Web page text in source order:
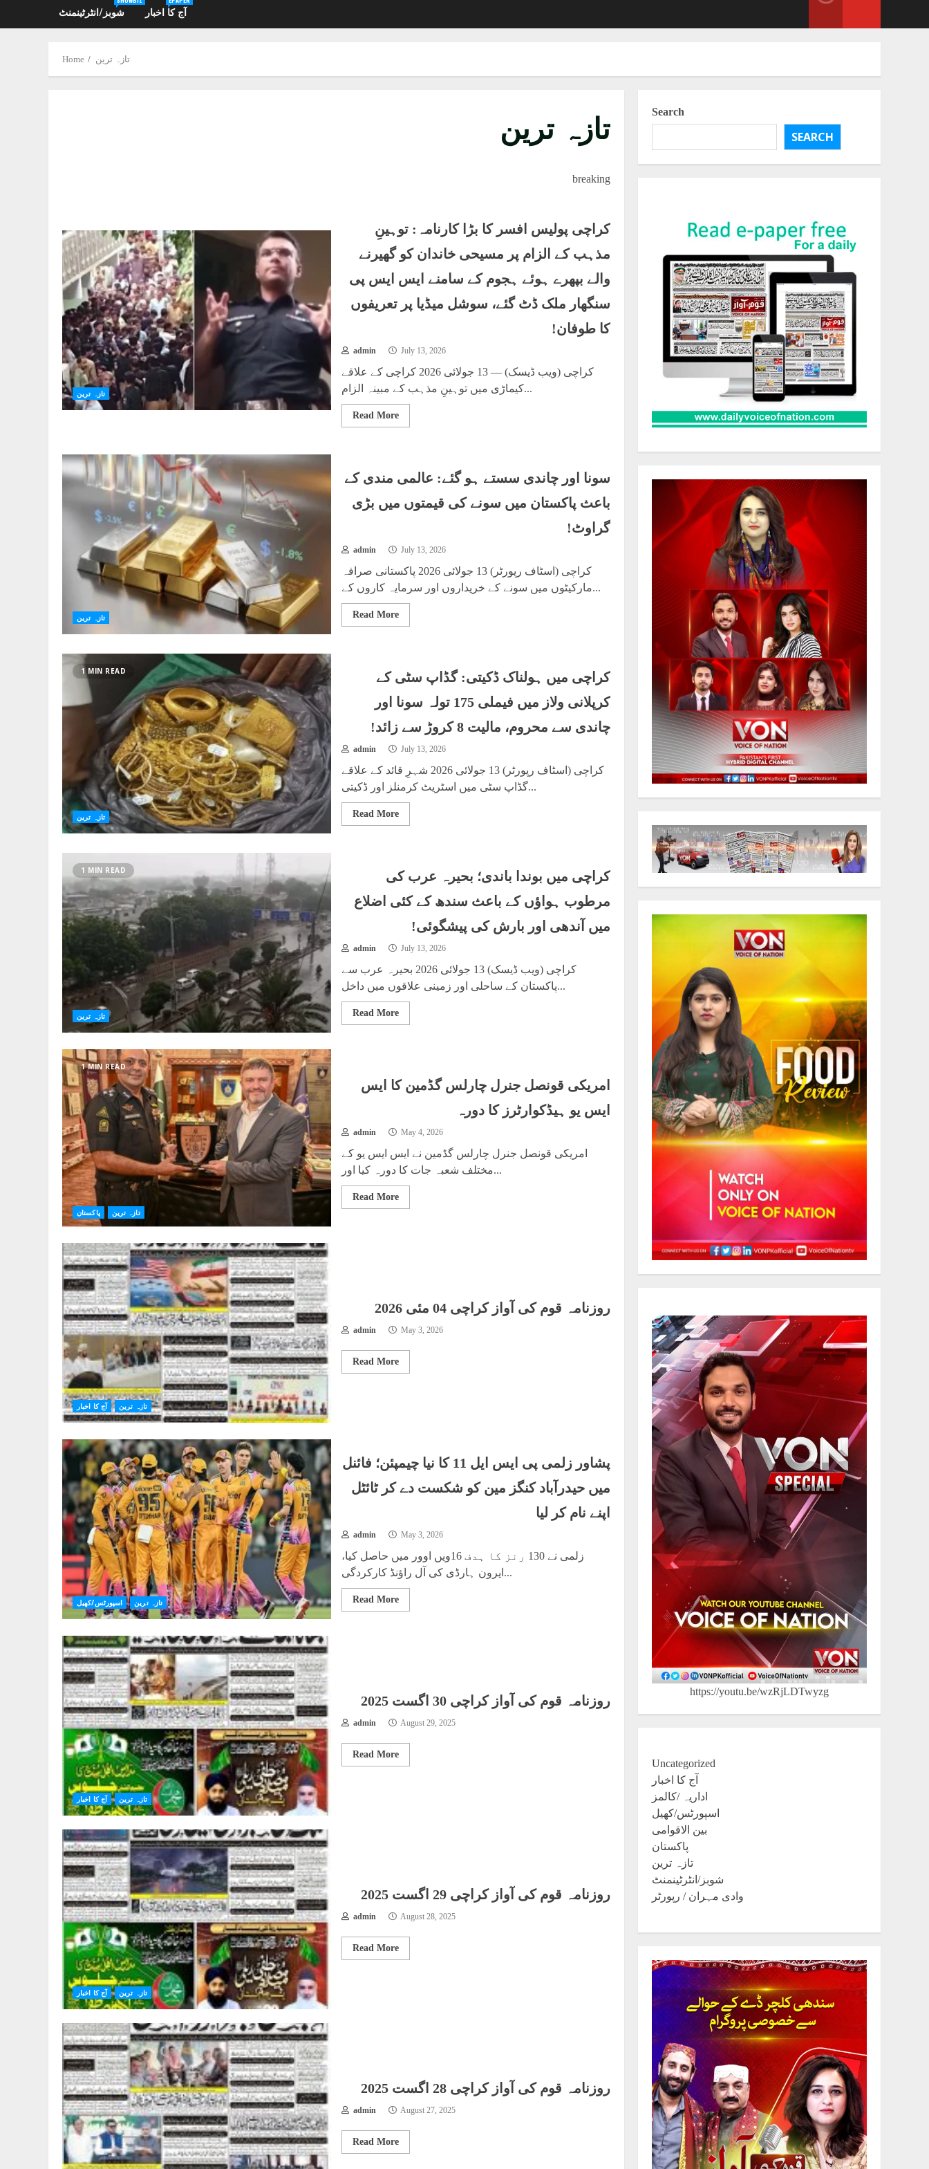
شوبز/انٹرٹینمنٹ آج کا اخبار
Home تازہ ترین
تازہ ترین
breaking
تازہ ترین
کراچی پولیس افسر کا بڑا کارنامہ: توہینِ
مذہب کے الزام پر مسیحی خاندان کو گھیرنے
والے بپھرے ہوئے ہجوم کے سامنے ایس ایس پی
سنگھار ملک ڈٹ گئے، سوشل میڈیا پر تعریفوں
کا طوفان!
admin July 13, 2026
کراچی (ویب ڈیسک) — 13 جولائی 2026 کراچی کے علاقے
کیماڑی میں توہینِ مذہب کے مبینہ الزام...
Read More
تازہ ترین
سونا اور چاندی سستے ہو گئے: عالمی مندی کے
باعث پاکستان میں سونے کی قیمتوں میں بڑی
گراوٹ!
admin July 13, 2026
کراچی (اسٹاف رپورٹر) 13 جولائی 2026 پاکستانی صرافہ
مارکیٹوں میں سونے کے خریداروں اور سرمایہ کاروں کے...
Read More
1 MIN READ
تازہ ترین
کراچی میں ہولناک ڈکیتی: گڈاپ سٹی کے
کرپلانی ولاز میں فیملی 175 تولہ سونا اور
چاندی سے محروم، مالیت 8 کروڑ سے زائد!
admin July 13, 2026
کراچی (اسٹاف رپورٹر) 13 جولائی 2026 شہرِ قائد کے علاقے
گڈاپ سٹی میں اسٹریٹ کرمنلز اور ڈکیتی...
Read More
1 MIN READ
تازہ ترین
کراچی میں بوندا باندی؛ بحیرہ عرب کی
مرطوب ہواؤں کے باعث سندھ کے کئی اضلاع
میں آندھی اور بارش کی پیشگوئی!
admin July 13, 2026
کراچی (ویب ڈیسک) 13 جولائی 2026 بحیرہ عرب سے
پاکستان کے ساحلی اور زمینی علاقوں میں داخل...
Read More
1 MIN READ
پاکستان تازہ ترین
امریکی قونصل جنرل چارلس گڈمین کا ایس
ایس یو ہیڈکوارٹرز کا دورہ
admin May 4, 2026
امریکی قونصل جنرل چارلس گڈمین نے ایس ایس یو کے
مختلف شعبہ جات کا دورہ کیا اور...
Read More
آج کا اخبار تازہ ترین
روزنامہ قوم کی آواز کراچی 04 مئی 2026
admin May 3, 2026
Read More
اسپورٹس/کھیل تازہ ترین
پشاور زلمی پی ایس ایل 11 کا نیا چیمپئن؛ فائنل
میں حیدرآباد کنگز مین کو شکست دے کر ٹائٹل
اپنے نام کر لیا
admin May 3, 2026
زلمی نے 130 رنز کا ہدف 16ویں اوور میں حاصل کیا،
ایرون ہارڈی کی آل راؤنڈ کارکردگی...
Read More
آج کا اخبار تازہ ترین
روزنامہ قوم کی آواز کراچی 30 اگست 2025
admin August 29, 2025
Read More
آج کا اخبار تازہ ترین
روزنامہ قوم کی آواز کراچی 29 اگست 2025
admin August 28, 2025
Read More
روزنامہ قوم کی آواز کراچی 28 اگست 2025
admin August 27, 2025
Read More
Search
SEARCH
https://youtu.be/wzRjLDTwyzg
Uncategorized
آج کا اخبار
اداریہ /کالمز
اسپورٹس/کھیل
بین الاقوامی
پاکستان
تازہ ترین
شوبز/انٹرٹینمنٹ
وادی مہران / رپورٹر